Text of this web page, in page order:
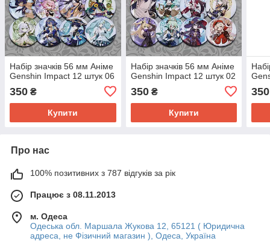
Набір значків 56 мм Аніме
Genshin Impact 12 штук 06
350 ₴
Купити
Набір значків 56 мм Аніме
Genshin Impact 12 штук 02
350₴
Купити
350
Про нас
100% позитивних з 787 відгуків за рік
Працює з 08.11.2013
м. Одеса
Одеська обл. Маршала Жукова 12, 65121 ( Юридична
адреса, не Фізичний магазин ), Одеса, Україна